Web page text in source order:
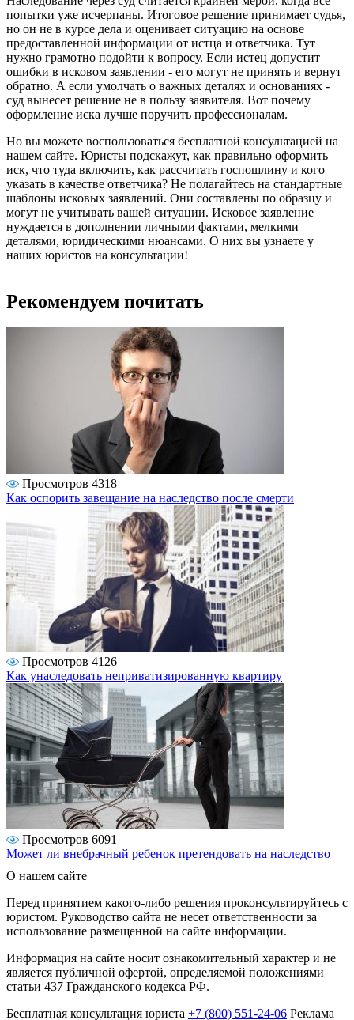
попытки уже исчерпаны. Итоговое решение принимает судья,
но он не в курсе дела и оценивает ситуацию на основе
предоставленной информации от истца и ответчика. Тут
нужно грамотно подойти к вопросу. Если истец допустит
ошибки в исковом заявлении - его могут не принять и вернут
обратно. А если умолчать о важных деталях и основаниях -
суд вынесет решение не в пользу заявителя. Вот почему
оформление иска лучше поручить профессионалам.
Но вы можете воспользоваться бесплатной консультацией на
нашем сайте. Юристы подскажут, как правильно оформить
иск, что туда включить, как рассчитать госпошлину и кого
указать в качестве ответчика? Не полагайтесь на стандартные
шаблоны исковых заявлений. Они составлены по образцу и
могут не учитывать вашей ситуации. Исковое заявление
нуждается в дополнении личными фактами, мелкими
деталями, юридическими нюансами. О них вы узнаете у
наших юристов на консультации!
Рекомендуем почитать
Просмотров 4318
Как оспорить завещание на наследство после смерти
Просмотров 4126
Как унаследовать неприватизированную квартиру
Просмотров 6091
Может ли внебрачный ребенок претендовать на наследство
О нашем сайте
Перед принятием какого-либо решения проконсультируйтесь с
юристом. Руководство сайта не несет ответственности за
использование размещенной на сайте информации.
Информация на сайте носит ознакомительный характер и не
является публичной офертой, определяемой положениями
статьи 437 Гражданского кодекса РФ.
Бесплатная консультация юриста +7 (800) 551-24-06 Реклама